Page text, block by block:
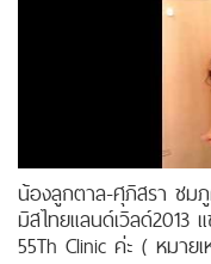
น้องลูกตาล-ศุภิสรา ชม
มิสไทยแลนด์เวิลด์2013
55Th Clinic ค่ะ ( หมาย